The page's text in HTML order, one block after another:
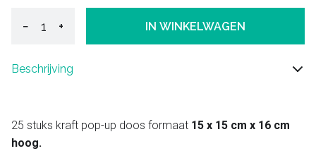
− + IN WINKELWAGEN
Beschrijving
25 stuks kraft pop-up doos formaat 15 x 15 cm x 16 cm
hoog.